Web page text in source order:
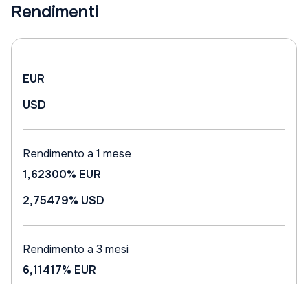
Rendimenti
EUR
USD
Rendimento a 1 mese
1,62300% EUR
2,75479% USD
Rendimento a 3 mesi
6,11417% EUR